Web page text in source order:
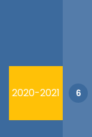
2020-2021 6